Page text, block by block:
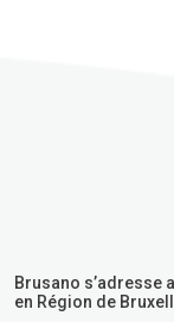
Brusano s’adresse
en Région de